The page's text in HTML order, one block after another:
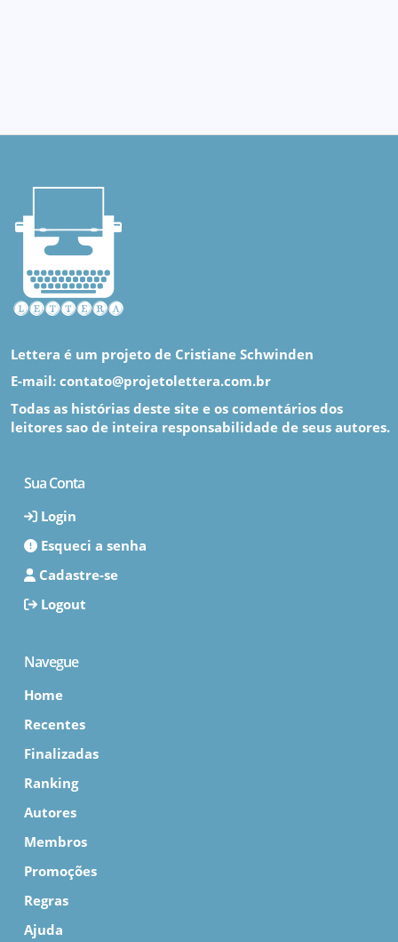
Lettera é um projeto de Cristiane Schwinden
E-mail: contato@projetolettera.com.br
Todas as histórias deste site e os comentários dos
leitores sao de inteira responsabilidade de seus autores.
Sua Conta
Login
Esqueci a senha
Cadastre-se
Logout
Navegue
Home
Recentes
Finalizadas
Ranking
Autores
Membros
Promoções
Regras
Ajuda